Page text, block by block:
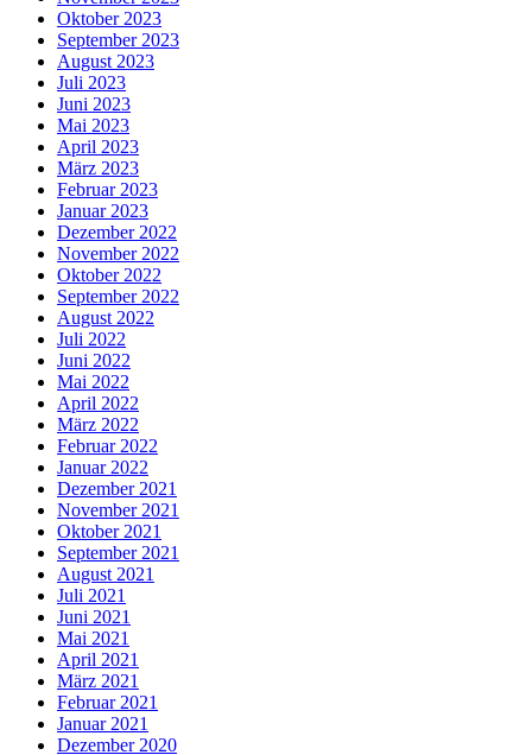
Oktober 2023
September 2023
August 2023
Juli 2023
Juni 2023
Mai 2023
April 2023
März 2023
Februar 2023
Januar 2023
Dezember 2022
November 2022
Oktober 2022
September 2022
August 2022
Juli 2022
Juni 2022
Mai 2022
April 2022
März 2022
Februar 2022
Januar 2022
Dezember 2021
November 2021
Oktober 2021
September 2021
August 2021
Juli 2021
Juni 2021
Mai 2021
April 2021
März 2021
Februar 2021
Januar 2021
Dezember 2020